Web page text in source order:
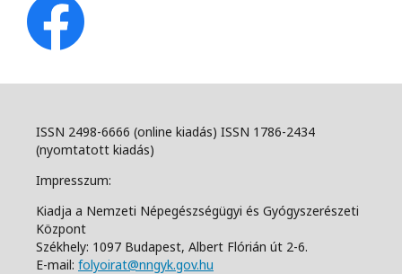
ISSN 2498-6666 (online kiadás) ISSN 1786-2434
(nyomtatott kiadás)
Impresszum:
Kiadja a Nemzeti Népegészségügyi és Gyógyszerészeti
Központ
Székhely: 1097 Budapest, Albert Flórián út 2-6.
E-mail: folyoirat@nngyk.gov.hu